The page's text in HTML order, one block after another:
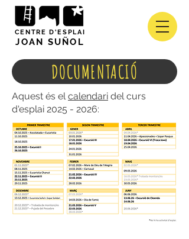
CENTRE D'ESPLAI
JOAN SUÑOL
DOCUMENTACIÓ
Aquest és elcalendari del curs
d'esplai 2025 - 2026: